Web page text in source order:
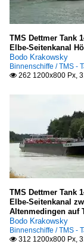
TMS Dettmer Tank
Elbe-Seitenkanal
Bodo Krakowsky
Binnenschiffe / TMS -
 262 1200x800 Px,
TMS Dettmer Tank
Elbe-Seitenkanal
Altenmedingen auf
Bodo Krakowsky
Binnenschiffe / TMS -
 312 1200x800 Px,